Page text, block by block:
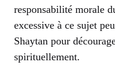
responsabilité morale
excessive à ce sujet
Shaytan pour
spirituellement.